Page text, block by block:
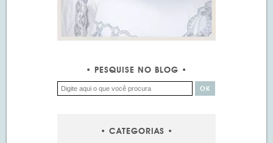
PESQUISE NO BLOG
CATEGORIAS